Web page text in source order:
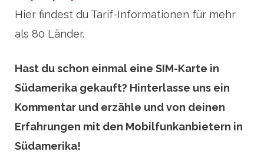
Hier findest du Tarif-Informationen für mehr
als 80 Länder.
Hast du schon einmal eine SIM-Karte in
Südamerika gekauft? Hinterlasse uns ein
Kommentar und erzähle und von deinen
Erfahrungen mit den Mobilfunkanbietern in
Südamerika!